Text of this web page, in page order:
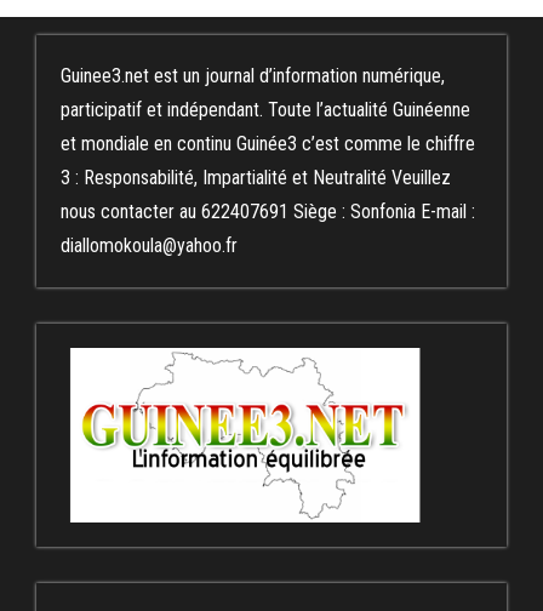
Guinee3.net est un journal d’information numérique,
participatif et indépendant. Toute l’actualité Guinéenne
et mondiale en continu Guinée3 c’est comme le chiffre
3 : Responsabilité, Impartialité et Neutralité Veuillez
nous contacter au 622407691 Siège : Sonfonia E-mail :
diallomokoula@yahoo.fr